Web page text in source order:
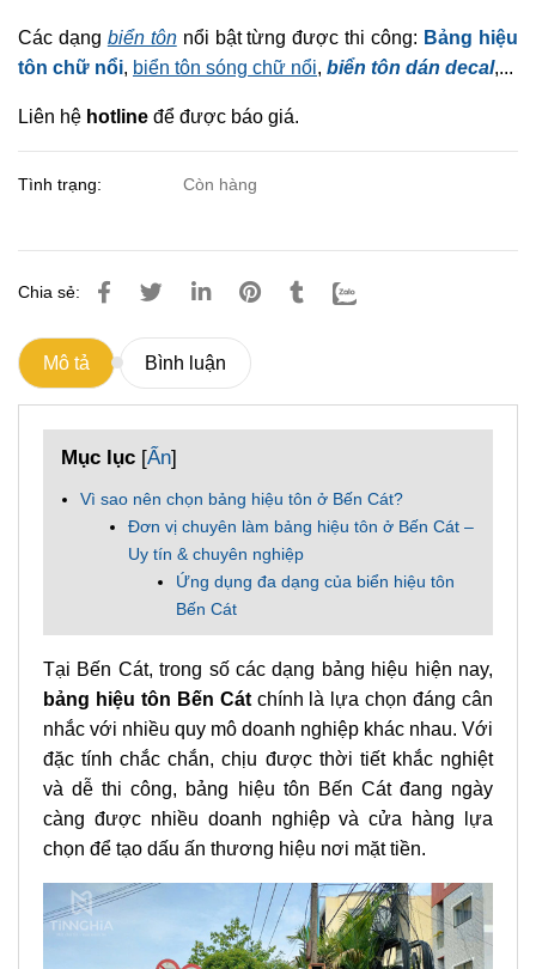
Các dạng biển tônnổi bật từng được thi công: Bảng hiệu
tôn chữ nổi, biển tôn sóng chữ nổi, biển tôn dán decal,...
Liên hệ hotline để được báo giá.
Tình trạng: Còn hàng
Chia sẻ:
Mô tả Bình luận
Mục lục [Ẩn]
Vì sao nên chọn bảng hiệu tôn ở Bến Cát?
Đơn vị chuyên làm bảng hiệu tôn ở Bến Cát –
Uy tín & chuyên nghiệp
Ứng dụng đa dạng của biển hiệu tôn
Bến Cát
Tại Bến Cát, trong số các dạng bảng hiệu hiện nay,
bảng hiệu tôn Bến Cátchính là lựa chọn đáng cân
nhắc với nhiều quy mô doanh nghiệp khác nhau. Với
đặc tính chắc chắn, chịu được thời tiết khắc nghiệt
và dễ thi công, bảng hiệu tôn Bến Cát đang ngày
càng được nhiều doanh nghiệp và cửa hàng lựa
chọn để tạo dấu ấn thương hiệu nơi mặt tiền.